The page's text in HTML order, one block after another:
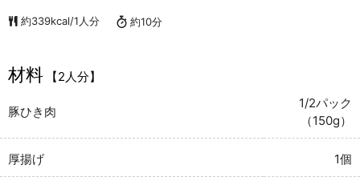
約339kcal/1人分 約10分
材料 【2人分】
豚ひき肉
1/2パック
（150g）
厚揚げ 1個